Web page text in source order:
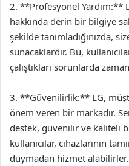
2. **Profesyonel Yardım:**
hakkında derin bir bilgiye
şekilde tanımladığınızda,
sunacaklardır. Bu,
çalıştıkları sorunlarda
3. **Güvenilirlik:** LG,
önem veren bir markadır.
destek, güvenilir ve kaliteli
kullanıcılar, cihazlarının
duymadan hizmet alabilirler.